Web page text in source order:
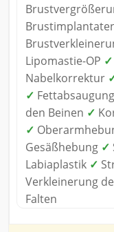
Lipomastie-OP ✓
Nabelkorrektur
✓
den Beinen ✓
✓
Gesäßhebung ✓
Labiaplastik ✓
Verkleinerung
Falten